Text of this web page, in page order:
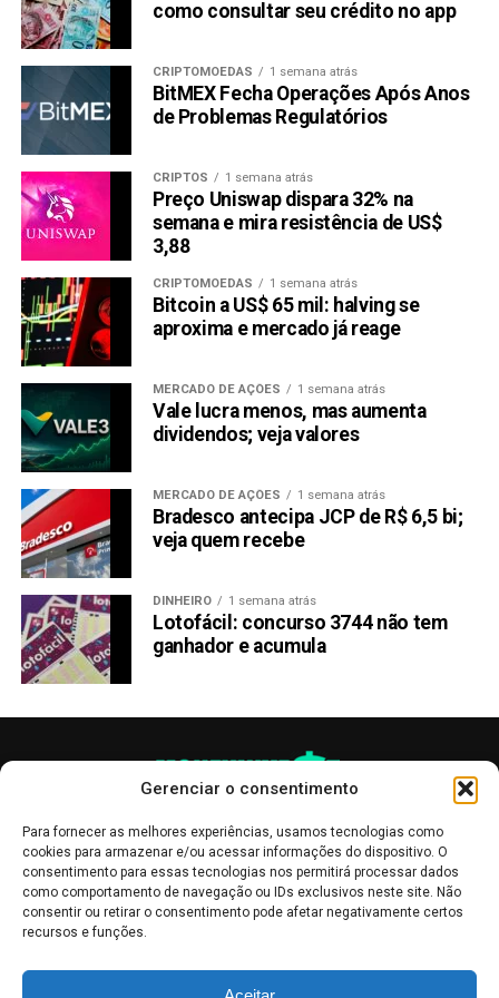
Gerenciar o consentimento
Para fornecer as melhores experiências, usamos tecnologias como
cookies para armazenar e/ou acessar informações do dispositivo. O
consentimento para essas tecnologias nos permitirá processar dados
como comportamento de navegação ou IDs exclusivos neste site. Não
consentir ou retirar o consentimento pode afetar negativamente certos
recursos e funções.
Com a previsão de preço do XRP presa abaixo dos US$
10 e o Top crypto Presale Pepe Dollar (PEPD) quebrando
recordes de pré-venda, pode estar havendo uma mudança
de cenário. Para investidores com apetite por risco e em
busca da próxima grande oportunidade de transformar sua
vida, o Pepe Dollar (PEPD) pode ser o destaque deste
ciclo. No mundo cripto, a sorte favorece os ousados — e
em 2025, isso pode significar apostar na pré-venda com
mais barulho, não na moeda com a história mais longa.
Participe da Pré-venda do Pepe Dollar:
Pepe Dollar Website:https://pepedollar.io/
Pepe Dollar Telegram:
PEPD Coinmarketcap:
https://coinmarketcap.com/currencies/pepe-dollar
LEIA COM ATENÇÃO:
aconselhamento de investimento nem recomendação
de compra de qualquer criptomoeda. O objetivo é
manter os interessados em criptomoedas informados
sobre os desenvolvimentos recentes.
Compartilhar:
Copy
Link
WhatsApp
Especialista em blockchain aponta SPX6900 e Pepe
Dollar como principais oportunidades de lucro em
pré-vendas cripto
Pump.fun retoma liderança entre plataformas de
memecoins na Solana
como consultar seu crédito no app
CRIPTOMOEDAS 1 semana atrás
BitMEX Fecha Operações Após Anos
de Problemas Regulatórios
CRIPTOS 1 semana atrás
Preço Uniswap dispara 32% na
semana e mira resistência de US$
3,88
CRIPTOMOEDAS 1 semana atrás
Bitcoin a US$ 65 mil: halving se
aproxima e mercado já reage
MERCADO DE AÇÕES 1 semana atrás
Vale lucra menos, mas aumenta
dividendos; veja valores
MERCADO DE AÇÕES 1 semana atrás
Bradesco antecipa JCP de R$ 6,5 bi;
veja quem recebe
DINHEIRO 1 semana atrás
Lotofácil: concurso 3744 não tem
ganhador e acumula